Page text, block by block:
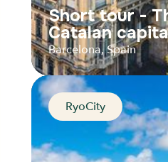
Short tour -
Catalan
Barcelona, Spain
Short tour -
RyoCity